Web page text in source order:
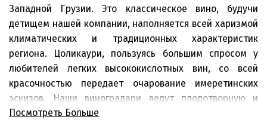
Западной Грузии. Это классическое вино, будучи
детищем нашей компании, наполняется всей харизмой
климатических и традиционных характеристик
региона. Цоликаури, пользуясь большим спросом у
любителей легких высококислотных вин, со всей
красочностью передает очарование имеретинских
эскизов. Наши виноградари ведут плодотворную и
внимательную работу в виноградниках Цоликаури в
Посмотреть Больше